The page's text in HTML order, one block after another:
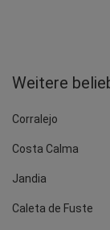
Weitere
Corralejo
Costa Calma
Jandia
Caleta de Fuste